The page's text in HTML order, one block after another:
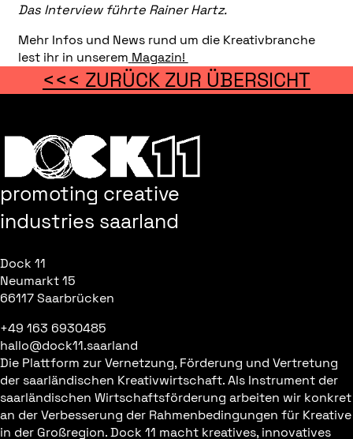
Das Interview führte Rainer Hartz.
Mehr Infos und News rund um die Kreativbranche
lest ihr in unserem Magazin!
<<< ZURÜCK ZUR ÜBERSICHT
promoting creative
industries saarland
Dock 11
Neumarkt 15
66117 Saarbrücken
+49 163 6930485
hallo@dock11.saarland
Die Plattform zur Vernetzung, Förderung und Vertretung
der saarländischen Kreativwirtschaft. Als Instrument der
saarländischen Wirtschaftsförderung arbeiten wir konkret
an der Verbesserung der Rahmenbedingungen für Kreative
in der Großregion. Dock 11 macht kreatives, innovatives